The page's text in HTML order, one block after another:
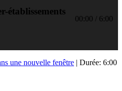
établissements
00:00 / 6:00
une nouvelle fenêtre | Durée: 6:00